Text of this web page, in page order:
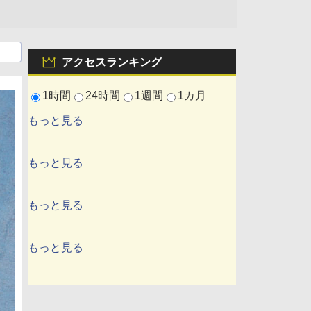
アクセスランキング
1時間 24時間 1週間 1カ月
もっと見る
もっと見る
もっと見る
もっと見る